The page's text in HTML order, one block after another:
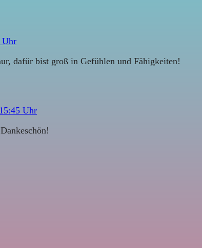
Uhr
dafür bist groß in Gefühlen und Fähigkeiten!
Uhr